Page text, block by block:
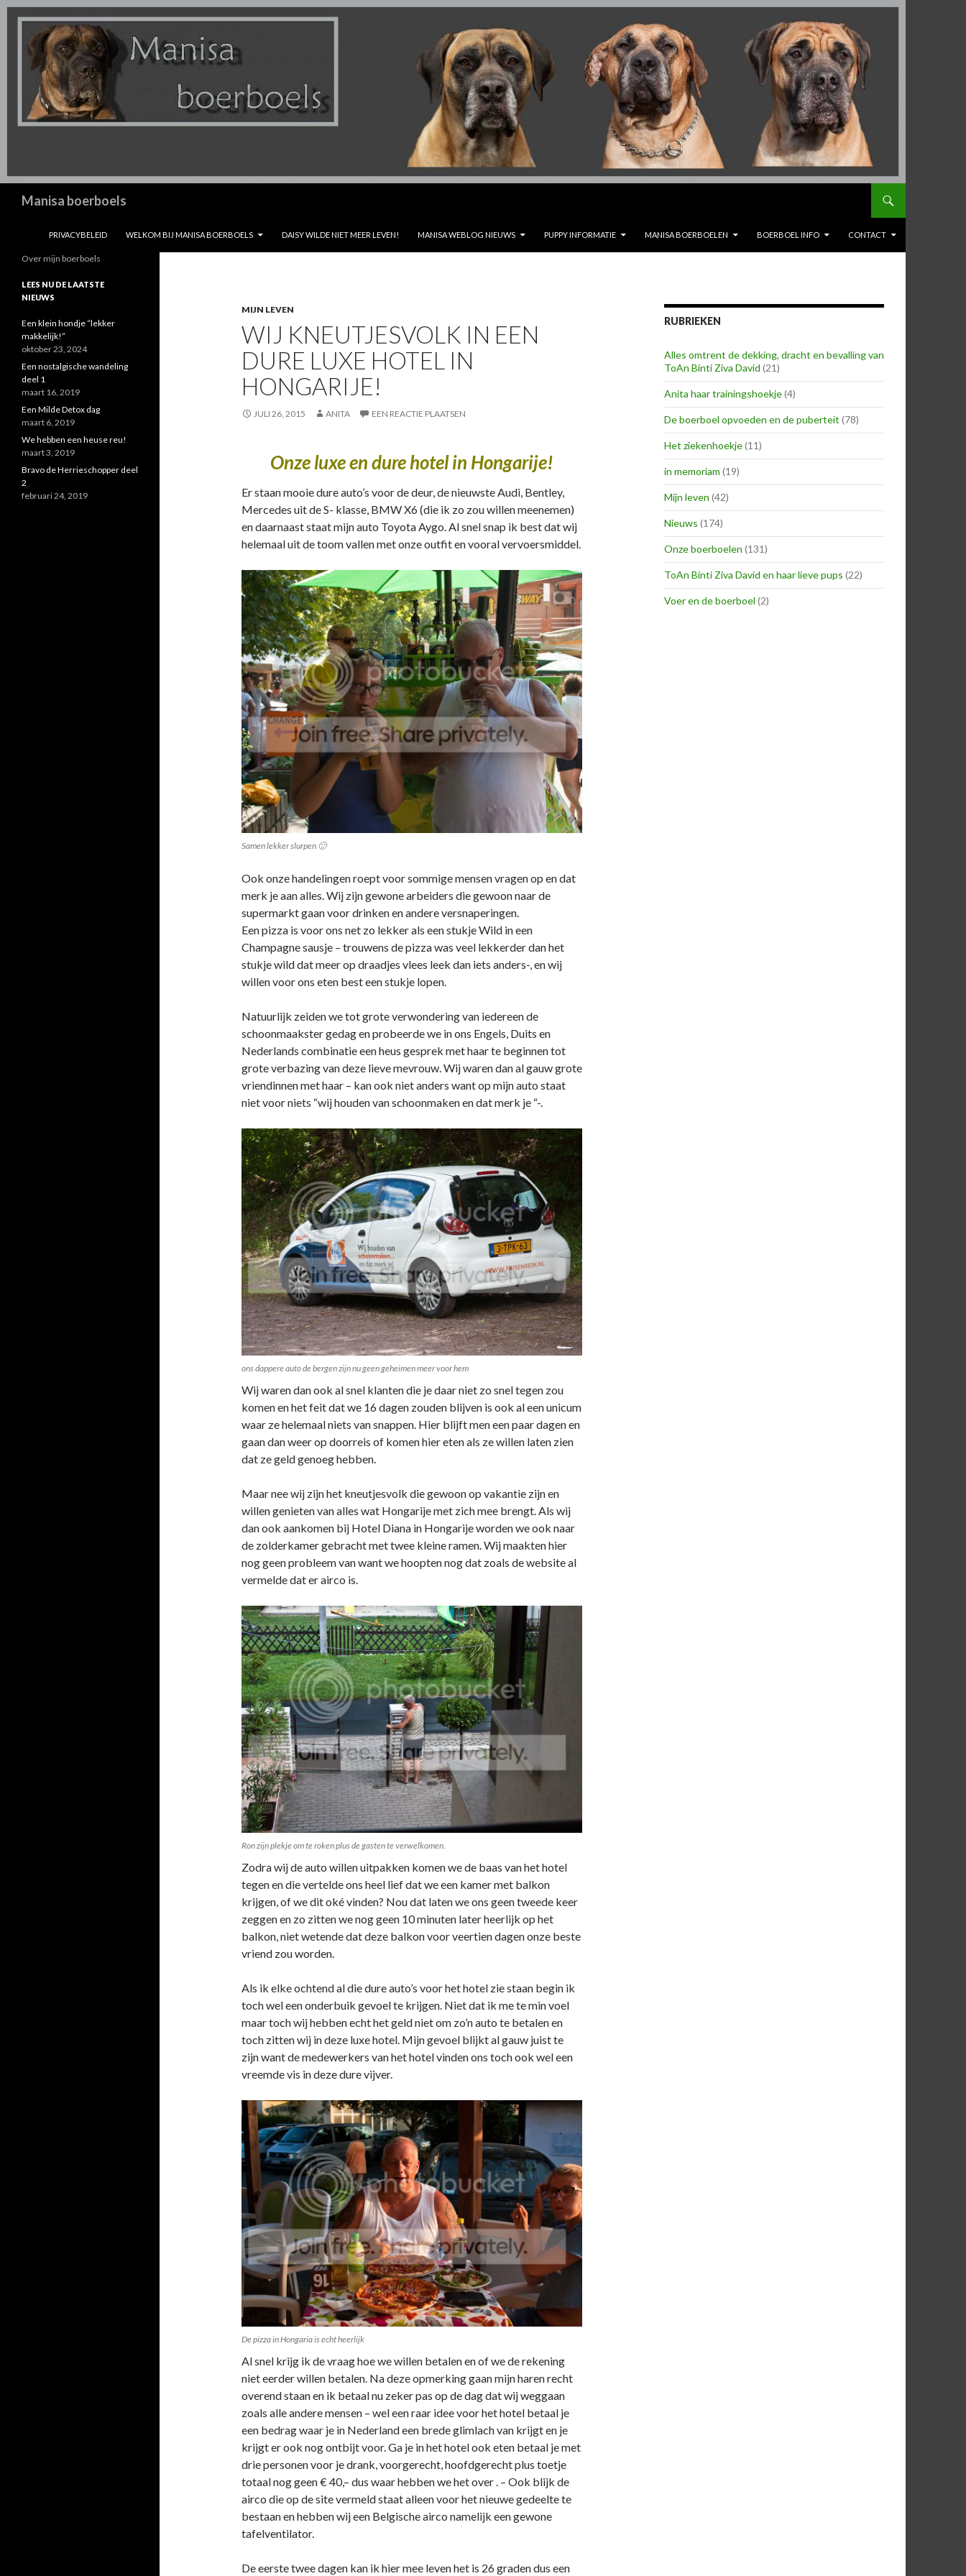
Manisa boerboels
PRIVACYBELEID
WELKOM BIJ MANISA BOERBOELS DAISY WILDE NIET MEER LEVEN! MANISA WEBLOG NIEUWS PUPPY INFORMATIE MANISA BOERBOELEN BOERBOEL INFO CONTACT
MIJN LEVEN
WIJ KNEUTJESVOLK IN EEN
DURE LUXE HOTEL IN
HONGARIJE!
JULI 26, 2015 ANITA EEN REACTIE PLAATSEN
Onze luxe en dure hotel in Hongarije!
Er staan mooie dure auto’s voor de deur, de nieuwste Audi, Bentley,
Mercedes uit de S- klasse, BMW X6 (die ik zo zou willen meenemen)
en daarnaast staat mijn auto Toyota Aygo. Al snel snap ik best dat wij
helemaal uit de toom vallen met onze outfit en vooral vervoersmiddel.
Samen lekker slurpen 🙂
Ook onze handelingen roept voor sommige mensen vragen op en dat
merk je aan alles. Wij zijn gewone arbeiders die gewoon naar de
supermarkt gaan voor drinken en andere versnaperingen.
Een pizza is voor ons net zo lekker als een stukje Wild in een
Champagne sausje – trouwens de pizza was veel lekkerder dan het
stukje wild dat meer op draadjes vlees leek dan iets anders-, en wij
willen voor ons eten best een stukje lopen.
Natuurlijk zeiden we tot grote verwondering van iedereen de
schoonmaakster gedag en probeerde we in ons Engels, Duits en
Nederlands combinatie een heus gesprek met haar te beginnen tot
grote verbazing van deze lieve mevrouw. Wij waren dan al gauw grote
vriendinnen met haar – kan ook niet anders want op mijn auto staat
niet voor niets “wij houden van schoonmaken en dat merk je “-.
ons dappere auto de bergen zijn nu geen geheimen meer voor hem
Wij waren dan ook al snel klanten die je daar niet zo snel tegen zou
komen en het feit dat we 16 dagen zouden blijven is ook al een unicum
waar ze helemaal niets van snappen. Hier blijft men een paar dagen en
gaan dan weer op doorreis of komen hier eten als ze willen laten zien
dat ze geld genoeg hebben.
Maar nee wij zijn het kneutjesvolk die gewoon op vakantie zijn en
willen genieten van alles wat Hongarije met zich mee brengt. Als wij
dan ook aankomen bij Hotel Diana in Hongarije worden we ook naar
de zolderkamer gebracht met twee kleine ramen. Wij maakten hier
nog geen probleem van want we hoopten nog dat zoals de website al
vermelde dat er airco is.
Ron zijn plekje om te roken plus de gasten te verwelkomen.
Zodra wij de auto willen uitpakken komen we de baas van het hotel
tegen en die vertelde ons heel lief dat we een kamer met balkon
krijgen, of we dit oké vinden? Nou dat laten we ons geen tweede keer
zeggen en zo zitten we nog geen 10 minuten later heerlijk op het
balkon, niet wetende dat deze balkon voor veertien dagen onze beste
vriend zou worden.
Als ik elke ochtend al die dure auto’s voor het hotel zie staan begin ik
toch wel een onderbuik gevoel te krijgen. Niet dat ik me te min voel
maar toch wij hebben echt het geld niet om zo’n auto te betalen en
toch zitten wij in deze luxe hotel. Mijn gevoel blijkt al gauw juist te
zijn want de medewerkers van het hotel vinden ons toch ook wel een
vreemde vis in deze dure vijver.
De pizza in Hongaria is echt heerlijk
Al snel krijg ik de vraag hoe we willen betalen en of we de rekening
niet eerder willen betalen. Na deze opmerking gaan mijn haren recht
overend staan en ik betaal nu zeker pas op de dag dat wij weggaan
zoals alle andere mensen – wel een raar idee voor het hotel betaal je
een bedrag waar je in Nederland een brede glimlach van krijgt en je
krijgt er ook nog ontbijt voor. Ga je in het hotel ook eten betaal je met
drie personen voor je drank, voorgerecht, hoofdgerecht plus toetje
totaal nog geen € 40,– dus waar hebben we het over . – Ook blijk de
airco die op de site vermeld staat alleen voor het nieuwe gedeelte te
bestaan en hebben wij een Belgische airco namelijk een gewone
tafelventilator.
De eerste twee dagen kan ik hier mee leven het is 26 graden dus een
RUBRIEKEN
Alles omtrent de dekking, dracht en bevalling van
ToAn Binti Ziva David (21)
Anita haar trainingshoekje(4)
De boerboel opvoeden en de puberteit (78)
Het ziekenhoekje(11)
in memoriam (19)
Mijn leven (42)
Nieuws (174)
Onze boerboelen (131)
ToAn Binti Ziva David en haar lieve pups (22)
Voer en de boerboel (2)
Over mijn boerboels
LEES NU DE LAATSTE
NIEUWS
Een klein hondje “lekker
makkelijk!”
oktober 23, 2024
Een nostalgische wandeling
deel 1
maart 16, 2019
Een Milde Detox dag
maart 6, 2019
We hebben een heuse reu!
maart 3, 2019
Bravo de Herrieschopper deel
2
februari 24, 2019